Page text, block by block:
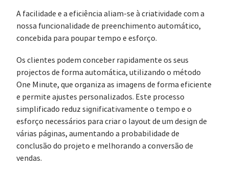
A facilidade e a eficiência aliam-se à criatividade com a
nossa funcionalidade de preenchimento automático,
concebida para poupar tempo e esforço.
Os clientes podem conceber rapidamente os seus
projectos de forma automática, utilizando o método
One Minute, que organiza as imagens de forma eficiente
e permite ajustes personalizados. Este processo
simplificado reduz significativamente o tempo e o
esforço necessários para criar o layout de um design de
várias páginas, aumentando a probabilidade de
conclusão do projeto e melhorando a conversão de
vendas.